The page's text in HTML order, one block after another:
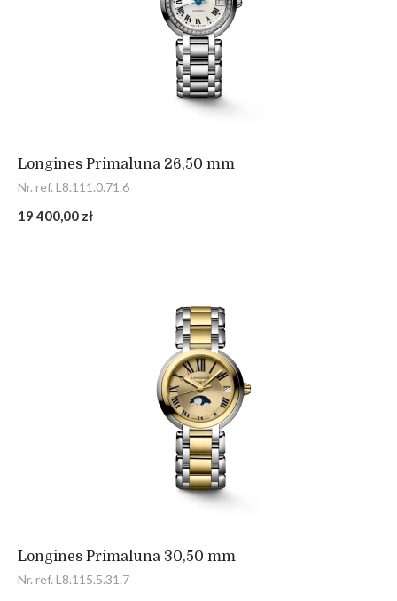
Longines Primaluna 26,50 mm
Nr. ref. L8.111.0.71.6
19 400,00 zł
Longines Primaluna 30,50 mm
Nr. ref. L8.115.5.31.7